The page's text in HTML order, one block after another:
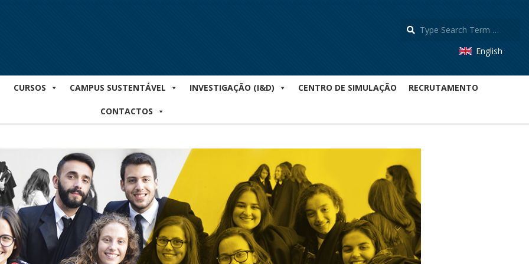
English
CURSOS CAMPUS SUSTENTÁVEL INVESTIGAÇÃO (I&D) CENTRO DE SIMULAÇÃO RECRUTAMENTO
CONTACTOS